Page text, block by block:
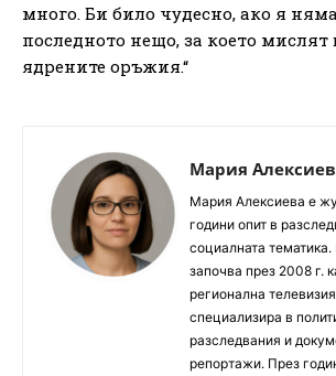
много. Би било чудесно, ако я
последното нещо, за което мислят
ядрените оръжия.“
Мария
Мария Алексиева е
години опит в
социалната
започва през 2008 г.
регионална
специализира в
разследвания и
репортажи. През